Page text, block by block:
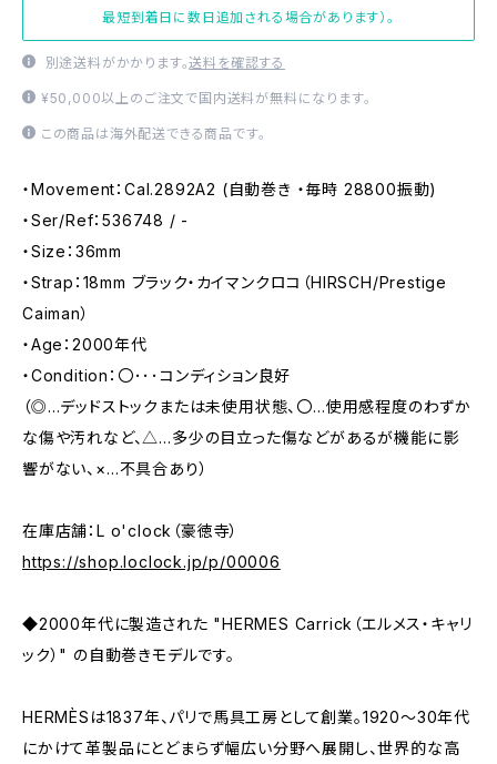
最短到着日に数日追加される場合があります）。
別途送料がかかります。送料を確認する
¥50,000以上のご注文で国内送料が無料になります。
この商品は海外配送できる商品です。
・Movement：Cal.2892A2 (自動巻き ・毎時 28800振動)
・Ser/Ref：536748 / -
・Size：36mm
・Strap：18mm ブラック・カイマンクロコ（HIRSCH/Prestige
Caiman）
・Age：2000年代
・Condition：〇･･･コンディション良好
（◎…デッドストックまたは未使用状態、〇…使用感程度のわずか
な傷や汚れなど、△…多少の目立った傷などがあるが機能に影
響がない、×…不具合あり）
在庫店舗：L o'clock（豪徳寺）
https://shop.loclock.jp/p/00006
◆2000年代に製造された "HERMES Carrick（エルメス・キャリ
ック）" の自動巻きモデルです。
HERMÈSは1837年、パリで馬具工房として創業。1920〜30年代
にかけて革製品にとどまらず幅広い分野へ展開し、世界的な高